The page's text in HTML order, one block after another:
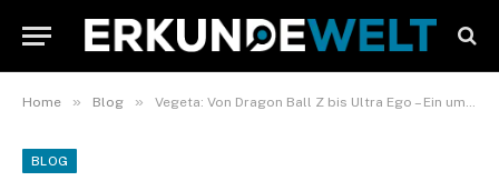
Home » Blog » Vegeta: Von Dragon Ball Z bis Ultra Ego – Ein umfassender Leitfaden
BLOG